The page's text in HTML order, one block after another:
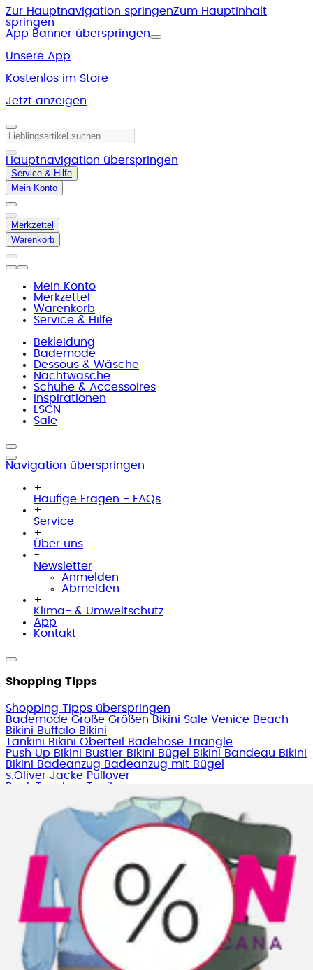
Zur Hauptnavigation springenZum Hauptinhalt
springen
App Banner überspringen
Unsere App
Kostenlos im Store
Jetzt anzeigen
Hauptnavigation überspringen
Service & Hilfe
Mein Konto
Merkzettel
Warenkorb
Mein Konto
Merkzettel
Warenkorb
Service & Hilfe
Bekleidung
Bademode
Dessous & Wäsche
Nachtwäsche
Schuhe & Accessoires
Inspirationen
LSCN
Sale
Navigation überspringen
+
Häufige Fragen - FAQs
+
Service
+
Über uns
-
Newsletter
Anmelden
Abmelden
+
Klima- & Umweltschutz
App
Kontakt
Shopping Tipps
Shopping Tipps überspringen
Bademode Große Größen Bikini Sale Venice Beach
Bikini Buffalo Bikini
Tankini Bikini Oberteil Badehose Triangle
Push Up Bikini Bustier Bikini Bügel Bikini Bandeau Bikini
Bikini Badeanzug Badeanzug mit Bügel
s.Oliver Jacke Pullover
Rock Taschen Tunika
... weniger anzeigen
Kontakt
Schreib uns
service@lascana.at
Ruf uns an
0316 - 606 150
täglich von 07.00 bis 22.00 Uhr
Beratung & Tipps
Beratung